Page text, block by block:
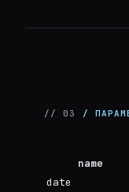
// 03 /
name
date